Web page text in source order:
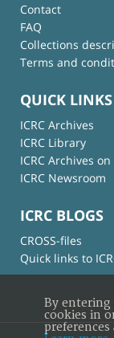
Contact
FAQ
Collections
Terms and
QUICK LINKS
ICRC Archives
ICRC Library
ICRC Archives
ICRC Newsroom
ICRC BLOGS
CROSS-files
Quick links to
By entering
cookies in